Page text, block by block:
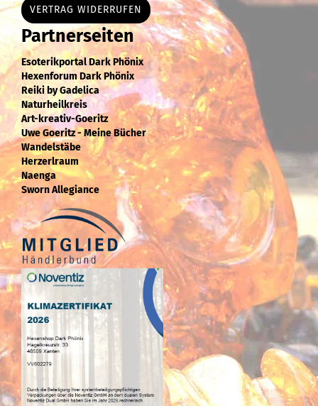
VERTRAG WIDERRUFEN
Partnerseiten
Esoterikportal Dark Phönix
Hexenforum Dark Phönix
Reiki by Gadelica
Naturheilkreis
Art-kreativ-Goeritz
Uwe Goeritz - Meine Bücher
Wandelstäbe
Herzerlraum
Naenga
Sworn Allegiance